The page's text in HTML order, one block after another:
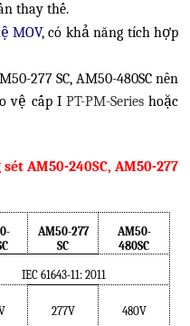
thay thế.
MOV, có khả năng tích hợp
277 SC, AM50-480SC nên
vệ cấp I PT-PM-Serieshoặc
AM50-240SC, AM50-277
AM50-277
SC
AM50-
480SC
IEC 61643-11: 2011
277V 480V